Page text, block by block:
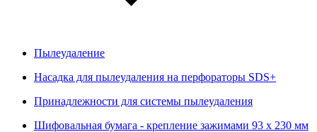
Пылеудаление
Насадка для пылеудаления на перфораторы SDS+
Принадлежности для системы пылеудаления
Шифовальная бумага - крепление зажимами 93 х 230 мм